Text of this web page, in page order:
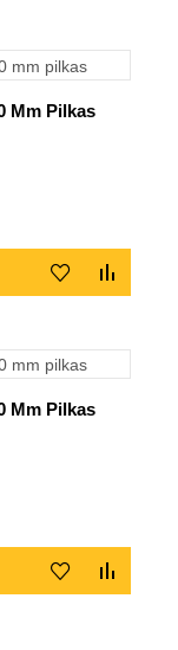
Mm Pilkas
Mm Pilkas